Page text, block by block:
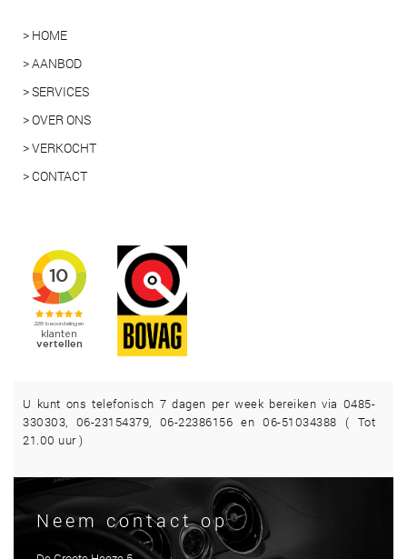
> HOME
> AANBOD
> SERVICES
> OVER ONS
> VERKOCHT
> CONTACT
U kunt ons telefonisch 7 dagen per week bereiken via 0485-
330303, 06-23154379, 06-22386156 en 06-51034388 ( Tot
21.00 uur )
Neem contact op